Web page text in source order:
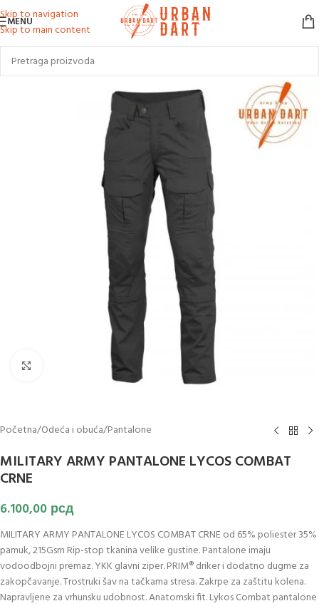
Skip to navigation
Skip to main content
MENU
Klikni za uvećanje slike
Početna/Odeća i obuća/Pantalone
MILITARY ARMY PANTALONE LYCOS COMBAT
CRNE
6.100,00 рсд
MILITARY ARMY PANTALONE LYCOS COMBAT CRNE od 65% poliester 35%
pamuk, 215Gsm Rip-stop tkanina velike gustine. Pantalone imaju
vodoodbojni premaz. YKK glavni ziper. PRIM® driker i dodatno dugme za
zakopčavanje. Trostruki šav na tačkama stresa. Zakrpe za zaštitu kolena.
Napravljene za vrhunsku udobnost. Anatomski fit. Lykos Combat pantalone